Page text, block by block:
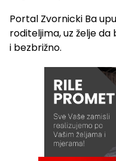
Portal Zvornicki Ba
roditeljima, uz želje
i bezbrižno.